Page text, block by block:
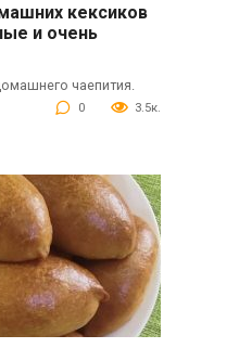
кексиков
и очень
чаепития.
0 3.5к.